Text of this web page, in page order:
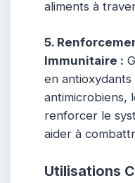
aliments à
5.
Immunitaire :
en
antimicrobiens,
renforcer le
aider à
Utilisations